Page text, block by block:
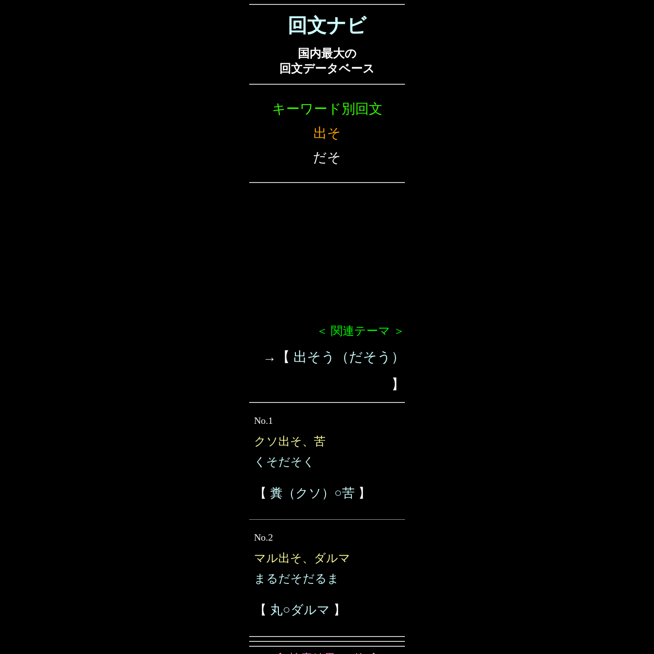
回文ナビ
国内最大の
回文データベース
キーワード別回文
出そ
だそ
＜ 関連テーマ ＞
→【 出そう（だそう）
】
No.1
クソ出そ、苦
くそだそく
【 糞（クソ）○苦 】
No.2
マル出そ、ダルマ
まるだそだるま
【 丸○ダルマ 】